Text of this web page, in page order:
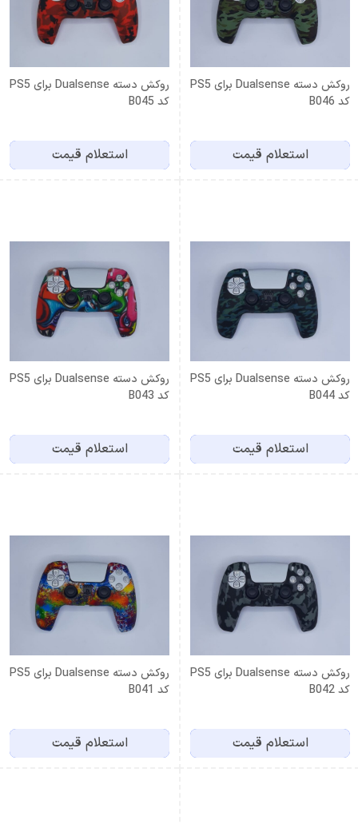
روکش دسته Dualsense برای PS5
کد B046
استعلام قیمت
روکش دسته Dualsense برای PS5
کد B045
استعلام قیمت
روکش دسته Dualsense برای PS5
کد B044
استعلام قیمت
روکش دسته Dualsense برای PS5
کد B043
استعلام قیمت
روکش دسته Dualsense برای PS5
کد B042
استعلام قیمت
روکش دسته Dualsense برای PS5
کد B041
استعلام قیمت